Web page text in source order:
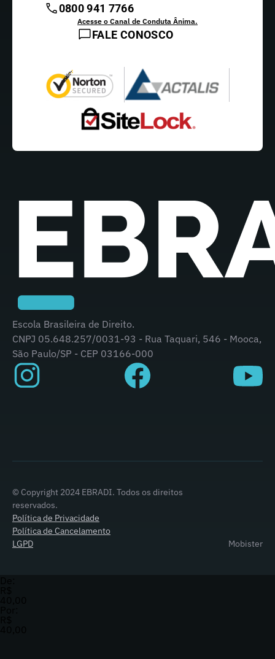
0800 941 7766
Acesse o Canal de Conduta Ânima.
FALE CONOSCO
Escola Brasileira de Direito.
CNPJ 05.648.257/0031-93 - Rua Taquari, 546 - Mooca,
São Paulo/SP - CEP 03166-000
© Copyright 2024 EBRADI. Todos os direitos
reservados.
Política de Privacidade
Política de Cancelamento
LGPD
Mobister